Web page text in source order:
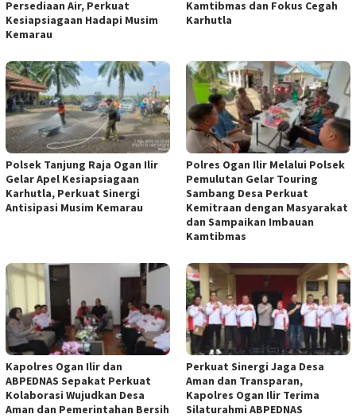
Persediaan Air, Perkuat
Kesiapsiagaan Hadapi Musim
Kemarau
Kamtibmas dan Fokus Cegah
Karhutla
Polsek Tanjung Raja Ogan Ilir
Gelar Apel Kesiapsiagaan
Karhutla, Perkuat Sinergi
Antisipasi Musim Kemarau
Polres Ogan Ilir Melalui Polsek
Pemulutan Gelar Touring
Sambang Desa Perkuat
Kemitraan dengan Masyarakat
dan Sampaikan Imbauan
Kamtibmas
Kapolres Ogan Ilir dan
ABPEDNAS Sepakat Perkuat
Kolaborasi Wujudkan Desa
Aman dan Pemerintahan Bersih
Perkuat Sinergi Jaga Desa
Aman dan Transparan,
Kapolres Ogan Ilir Terima
Silaturahmi ABPEDNAS